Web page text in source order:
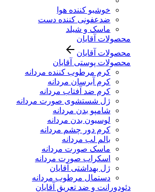
خوشبو کننده هوا
ضدعفونی کننده دست
ماسک و شیلد
محصولات آقایان
محصولات آقایان
محصولات پوستی آقایان
کرم مرطوب کننده مردانه
کرم آبرسان مردانه
کرم ضد آفتاب مردانه
ژل شستشوی صورت مردانه
شامپو بدن مردانه
لوسیون بدن مردانه
کرم دور چشم مردانه
بالم لب مردانه
ماسک صورت مردانه
اسکراب صورت مردانه
ژل بهداشتی آقایان
دستمال مرطوب مردانه
دئودورانت و ضد تعریق آقایان